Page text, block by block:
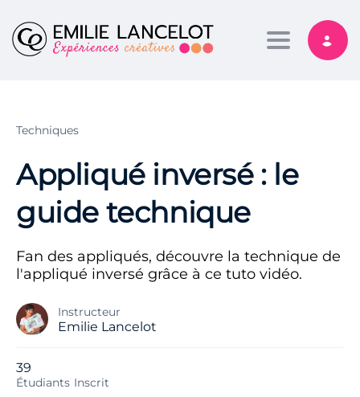
Toggle
Techniques
Appliqué inversé : le
guide technique
Fan des appliqués, découvre la technique de
l'appliqué inversé grâce à ce tuto vidéo.
Instructeur
Emilie Lancelot
39
Étudiants Inscrit